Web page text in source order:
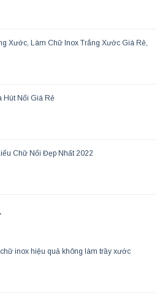
Xước, Làm Chữ Inox Trắng Xước Giá Rẻ,
Hút Nổi Giá Rẻ
Chữ Nổi Đẹp Nhất 2022
inox hiệu quả không làm trầy xước